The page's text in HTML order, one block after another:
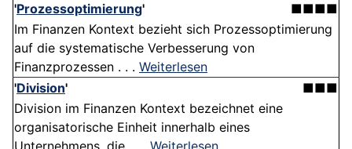
'Prozessoptimierung'
■■■■
Im Finanzen Kontext bezieht sich Prozessoptimierung
auf die systematische Verbesserung von
Finanzprozessen . . . Weiterlesen
'Division'
■■■
Division im Finanzen Kontext bezeichnet eine
organisatorische Einheit innerhalb eines